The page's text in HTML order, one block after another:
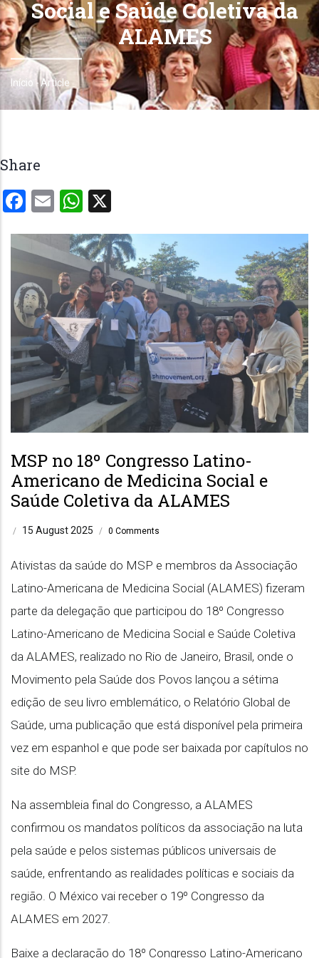
Social e Saúde Coletiva da
ALAMES
Trilha
Início -Article
Share
Facebook
EmailWhatsApp
MSP no 18º Congresso Latino-
Americano de Medicina Social e
Saúde Coletiva da ALAMES
/ 15 August 2025 / 0 Comments
Ativistas da saúde do MSP e membros da Associação
Latino-Americana de Medicina Social (ALAMES) fizeram
parte da delegação que participou do 18º Congresso
Latino-Americano de Medicina Social e Saúde Coletiva
da ALAMES, realizado no Rio de Janeiro, Brasil, onde o
Movimento pela Saúde dos Povos lançou a sétima
edição de seu livro emblemático, o Relatório Global de
Saúde, uma publicação que está disponível pela primeira
vez em espanhol e que pode ser baixada por capítulos no
site do MSP.
Na assembleia final do Congresso, a ALAMES
confirmou os mandatos políticos da associação na luta
pela saúde e pelos sistemas públicos universais de
saúde, enfrentando as realidades políticas e sociais da
região. O México vai receber o 19º Congresso da
ALAMES em 2027.
Baixe a declaração do 18º Congresso Latino-Americano